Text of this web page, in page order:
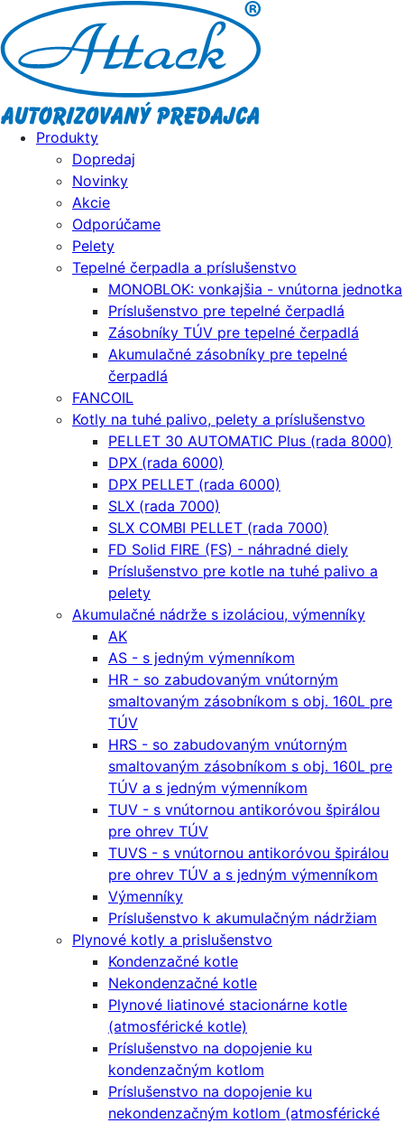
Produkty
Dopredaj
Novinky
Akcie
Odporúčame
Pelety
Tepelné čerpadla a príslušenstvo
MONOBLOK: vonkajšia - vnútorna jednotka
Príslušenstvo pre tepelné čerpadlá
Zásobníky TÚV pre tepelné čerpadlá
Akumulačné zásobníky pre tepelné
čerpadlá
FANCOIL
Kotly na tuhé palivo, pelety a príslušenstvo
PELLET 30 AUTOMATIC Plus (rada 8000)
DPX (rada 6000)
DPX PELLET (rada 6000)
SLX (rada 7000)
SLX COMBI PELLET (rada 7000)
FD Solid FIRE (FS) - náhradné diely
Príslušenstvo pre kotle na tuhé palivo a
pelety
Akumulačné nádrže s izoláciou, výmenníky
AK
AS - s jedným výmenníkom
HR - so zabudovaným vnútorným
smaltovaným zásobníkom s obj. 160L pre
TÚV
HRS - so zabudovaným vnútorným
smaltovaným zásobníkom s obj. 160L pre
TÚV a s jedným výmenníkom
TUV - s vnútornou antikoróvou špirálou
pre ohrev TÚV
TUVS - s vnútornou antikoróvou špirálou
pre ohrev TÚV a s jedným výmenníkom
Výmenníky
Príslušenstvo k akumulačným nádržiam
Plynové kotly a prislušenstvo
Kondenzačné kotle
Nekondenzačné kotle
Plynové liatinové stacionárne kotle
(atmosférické kotle)
Príslušenstvo na dopojenie ku
kondenzačným kotlom
Príslušenstvo na dopojenie ku
nekondenzačným kotlom (atmosférické